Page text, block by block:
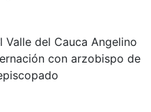
del Cauca Angelino
con arzobispo de